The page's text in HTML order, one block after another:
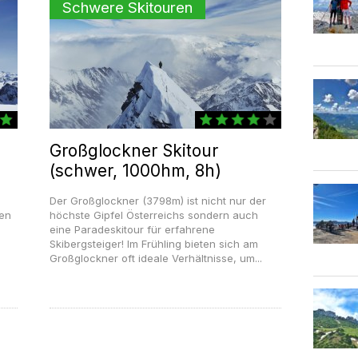
Schwere Skitouren
Großglockner Skitour
(schwer, 1000hm, 8h)
Der Großglockner (3798m) ist nicht nur der
höchste Gipfel Österreichs sondern auch
eine Paradeskitour für erfahrene
Skibergsteiger! Im Frühling bieten sich am
Großglockner oft ideale Verhältnisse, um...